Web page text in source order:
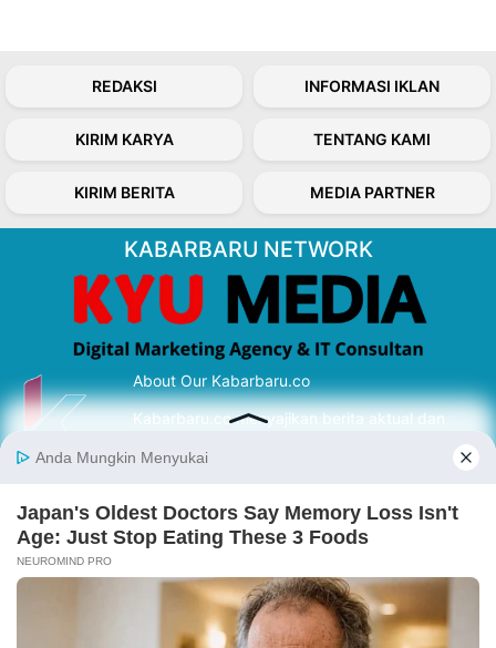
REDAKSI INFORMASI IKLAN
KIRIM KARYA TENTANG KAMI
KIRIM BERITA MEDIA PARTNER
KABARBARU NETWORK
About Our Kabarbaru.co
Kabarbaru.co menyajikan berita aktual dan
serta terverifikasi dari sumber yang tepat.
Follow Kabarbaru